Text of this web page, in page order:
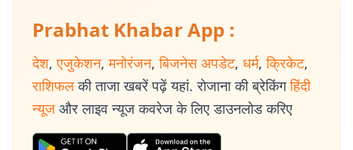
Prabhat Khabar App :
देश, एजुकेशन, मनोरंजन, बिजनेस अपडेट, धर्म, क्रिकेट,
राशिफल की ताजा खबरें पढ़ें यहां. रोजाना की ब्रेकिंग हिंदी
न्यूज और लाइव न्यूज कवरेज के लिए डाउनलोड करिए